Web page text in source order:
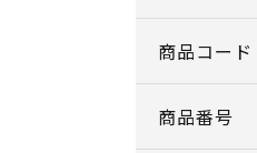
商品コード
商品番号